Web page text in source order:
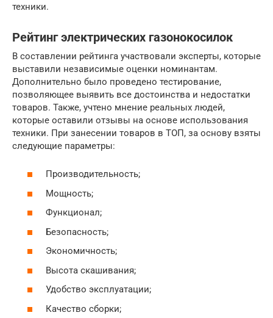
техники.
Рейтинг электрических газонокосилок
В составлении рейтинга участвовали эксперты, которые
выставили независимые оценки номинантам.
Дополнительно было проведено тестирование,
позволяющее выявить все достоинства и недостатки
товаров. Также, учтено мнение реальных людей,
которые оставили отзывы на основе использования
техники. При занесении товаров в ТОП, за основу взяты
следующие параметры:
Производительность;
Мощность;
Функционал;
Безопасность;
Экономичность;
Высота скашивания;
Удобство эксплуатации;
Качество сборки;